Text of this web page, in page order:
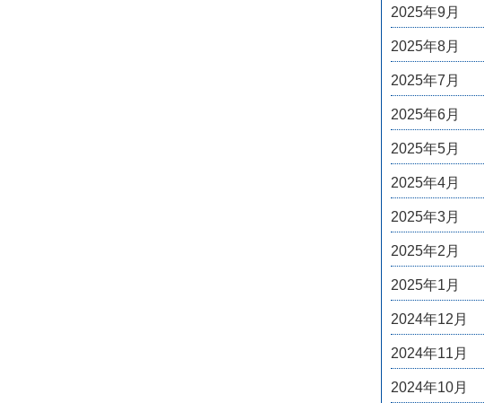
2025年9月
2025年8月
2025年7月
2025年6月
2025年5月
2025年4月
2025年3月
2025年2月
2025年1月
2024年12月
2024年11月
2024年10月